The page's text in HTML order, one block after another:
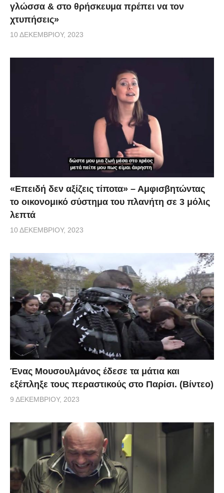
γλώσσα & στο θρήσκευμα πρέπει να τον
χτυπήσεις»
10 ΔΕΚΕΜΒΡΊΟΥ, 2023
«Επειδή δεν αξίζεις τίποτα» – Αμφισβητώντας
το οικονομικό σύστημα του πλανήτη σε 3 μόλις
λεπτά
10 ΔΕΚΕΜΒΡΊΟΥ, 2023
Ένας Μουσουλμάνος έδεσε τα μάτια και
εξέπληξε τους περαστικούς στο Παρίσι. (Βίντεο)
9 ΔΕΚΕΜΒΡΊΟΥ, 2023